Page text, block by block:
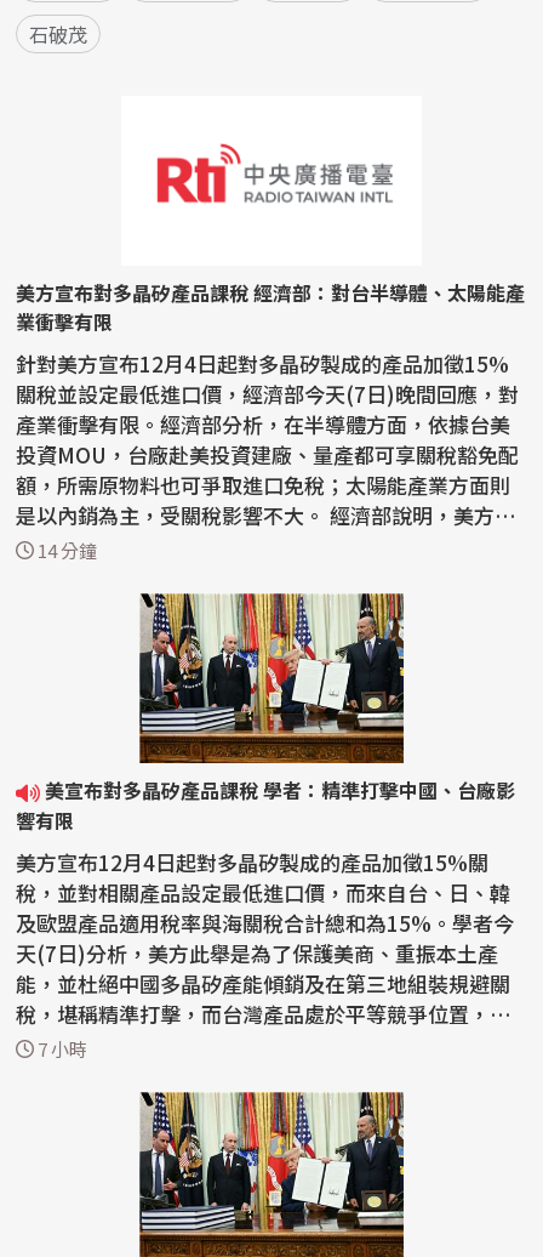
石破茂
美方宣布對多晶矽產品課稅 經濟部：對台半導體、太陽能產
業衝擊有限
針對美方宣布12月4日起對多晶矽製成的產品加徵15%
關稅並設定最低進口價，經濟部今天(7日)晚間回應，對
產業衝擊有限。經濟部分析，在半導體方面，依據台美
投資MOU，台廠赴美投資建廠、量產都可享關稅豁免配
額，所需原物料也可爭取進口免稅；太陽能產業方面則
是以內銷為主，受關稅影響不大。 經濟部說明，美方目
的在...
14 分鐘
美宣布對多晶矽產品課稅 學者：精準打擊中國、台廠影
響有限
美方宣布12月4日起對多晶矽製成的產品加徵15%關
稅，並對相關產品設定最低進口價，而來自台、日、韓
及歐盟產品適用稅率與海關稅合計總和為15%。學者今
天(7日)分析，美方此舉是為了保護美商、重振本土產
能，並杜絕中國多晶矽產能傾銷及在第三地組裝規避關
稅，堪稱精準打擊，而台灣產品處於平等競爭位置，對
台廠影響有限，...
7 小時